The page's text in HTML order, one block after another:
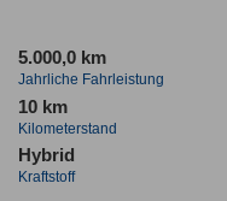
5.000,0 km
Jahrliche Fahrleistung
10 km
Kilometerstand
Hybrid
Kraftstoff